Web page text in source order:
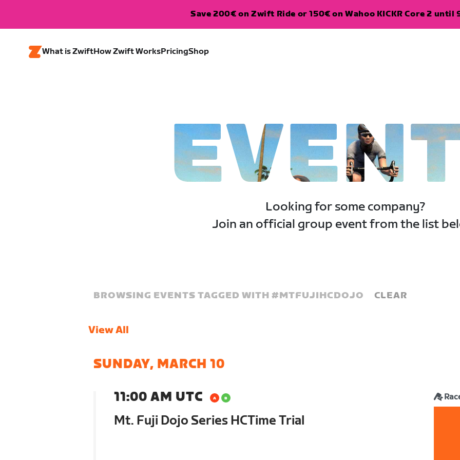
Save 200€ on Zwift Ride or 150€ on Wahoo KICKR Core 2 until
What is ZwiftHow Zwift WorksPricingShop
Looking for some company?
Join an official group event from the list
BROWSING EVENTS TAGGED WITH #MTFUJIHCDOJO CLEAR
View All
SUNDAY, MARCH 10
11:00 AM UTC
Mt. Fuji Dojo Series HCTime Trial